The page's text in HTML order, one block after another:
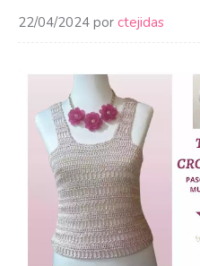
22/04/2024 por ctejidas